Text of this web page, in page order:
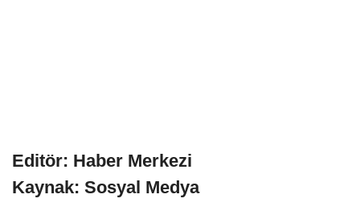
Editör: Haber Merkezi
Kaynak: Sosyal Medya